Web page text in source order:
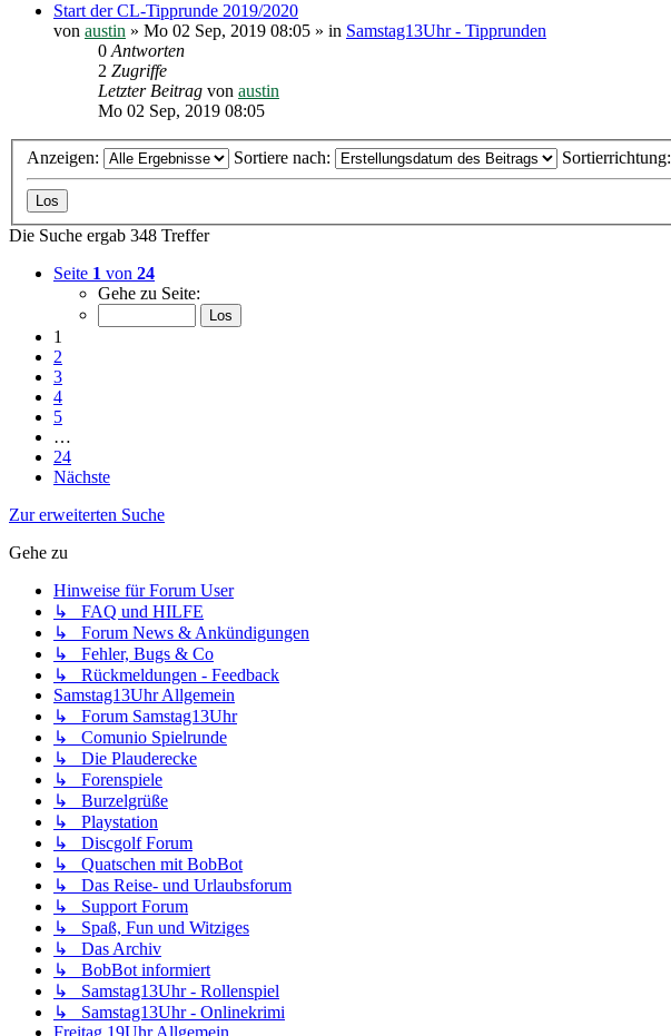
Start der CL-Tipprunde 2019/2020
von austin » Mo 02 Sep, 2019 08:05 » in Samstag13Uhr - Tipprunden
0 Antworten
2 Zugriffe
Letzter Beitrag von austin
Mo 02 Sep, 2019 08:05
Anzeigen: Sortiere nach: Sortierrichtung:
Die Suche ergab 348 Treffer
Seite 1 von 24
Gehe zu Seite:
1
2
3
4
5
…
24
Nächste
Zur erweiterten Suche
Gehe zu
Hinweise für Forum User
↳ FAQ und HILFE
↳ Forum News & Ankündigungen
↳ Fehler, Bugs & Co
↳ Rückmeldungen - Feedback
Samstag13Uhr Allgemein
↳ Forum Samstag13Uhr
↳ Comunio Spielrunde
↳ Die Plauderecke
↳ Forenspiele
↳ Burzelgrüße
↳ Playstation
↳ Discgolf Forum
↳ Quatschen mit BobBot
↳ Das Reise- und Urlaubsforum
↳ Support Forum
↳ Spaß, Fun und Witziges
↳ Das Archiv
↳ BobBot informiert
↳ Samstag13Uhr - Rollenspiel
↳ Samstag13Uhr - Onlinekrimi
Freitag 19Uhr Allgemein